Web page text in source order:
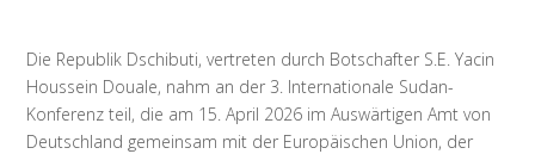
Die Republik Dschibuti, vertreten durch Botschafter S.E. Yacin
Houssein Douale, nahm an der 3. Internationale Sudan-
Konferenz teil, die am 15. April 2026 im Auswärtigen Amt von
Deutschland gemeinsam mit der Europäischen Union, der